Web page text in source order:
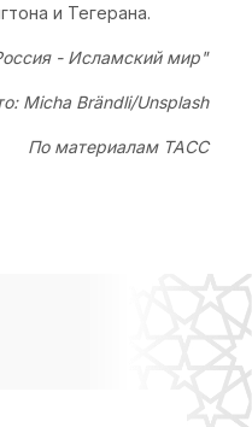
и Тегерана.
- Исламский мир"
Micha Brändli/Unsplash
По материалам ТАСС